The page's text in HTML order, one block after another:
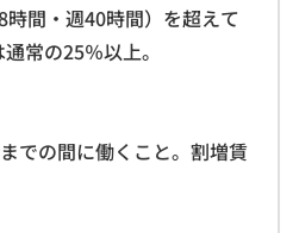
間・週40時間）を超えて
常の25％以上。
での間に働くこと。割増賃